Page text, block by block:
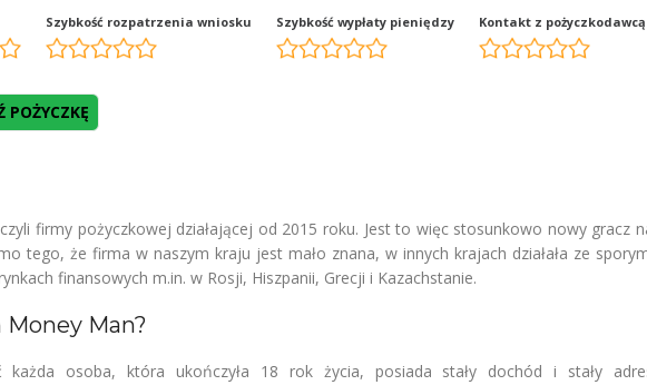
Szybkość rozpatrzenia wniosku Szybkość wypłaty pieniędzy Kontakt z pożyczkodawcą
POŻYCZKĘ
firmy pożyczkowej działającej od 2015 roku. Jest to więc stosunkowo nowy gracz
tego, że firma w naszym kraju jest mało znana, w innych krajach działała ze
finansowych m.in. w Rosji, Hiszpanii, Grecji i Kazachstanie.
Man?
osoba, która ukończyła 18 rok życia, posiada stały dochód i stały